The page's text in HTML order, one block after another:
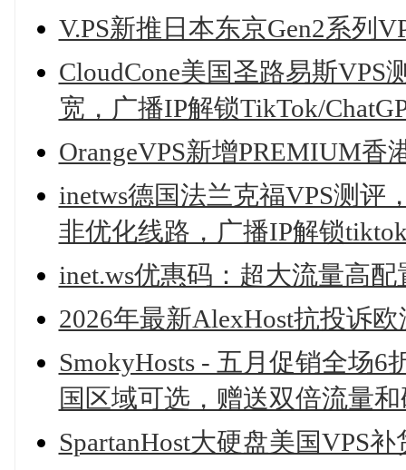
V.PS新推日本东京Gen2系列
CloudCone美国圣路易斯VPS
宽，广播IP解锁TikTok/
OrangeVPS新增PREMIUM
inetws德国法兰克福VPS测评
非优化线路，广播IP解锁
inet.ws优惠码：超大流量高
2026年最新AlexHost抗投诉
SmokyHosts - 五月促销全场
国区域可选，赠送双倍流量
SpartanHost大硬盘美国VPS